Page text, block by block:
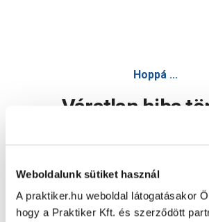
Weboldalunk sütiket használ
A praktiker.hu weboldal látogatásakor
hogy a Praktiker Kft. és szerződött
Hoppá ...
Váratlan hiba
Oldal újratöltése